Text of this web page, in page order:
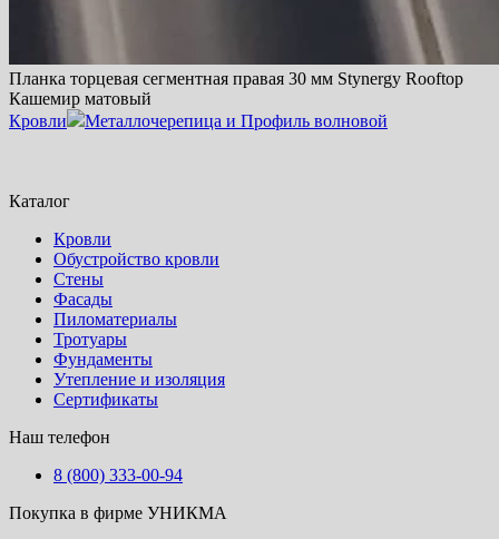
Планка торцевая сегментная правая 30 мм Stynergy Rooftop
Кашемир матовый
Кровли
Металлочерепица и Профиль волновой
Каталог
Кровли
Обустройство кровли
Стены
Фасады
Пиломатериалы
Тротуары
Фундаменты
Утепление и изоляция
Сертификаты
Наш телефон
8 (800) 333-00-94
Покупка в фирме УНИКМА